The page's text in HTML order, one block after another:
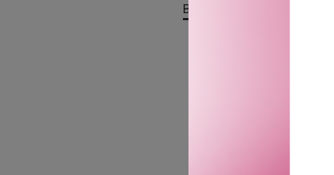
BESKRIVELSE
Clinique 7 Day Scrub Cream
Denne skrubben er perfekt
dermed skape en fin, glatt og
Skrubben eksfolierer huden